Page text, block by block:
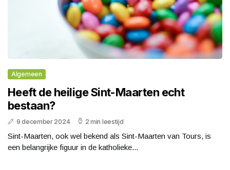
Algemeen
Heeft de heilige Sint-Maarten echt
bestaan?
9 december 2024 2 min leestijd
Sint-Maarten, ook wel bekend als Sint-Maarten van Tours, is
een belangrijke figuur in de katholieke...